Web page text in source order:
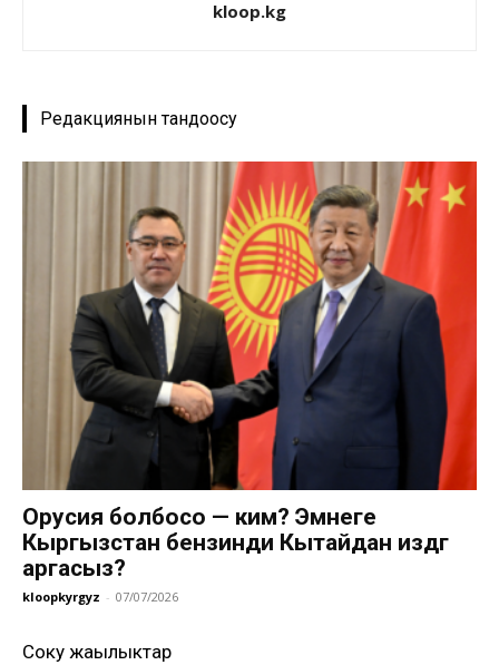
kloop.kg
Редакциянын тандоосу
Орусия болбосо — ким? Эмнеге
Кыргызстан бензинди Кытайдан издөөгө
аргасыз?
kloopkyrgyz - 07/07/2026
Соңку жаңылыктар